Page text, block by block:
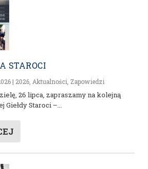
STAROCI
| 2026 Aktualności Zapowiedzi
26 lipca, zapraszamy na kolejną
Giełdy Staroci –...